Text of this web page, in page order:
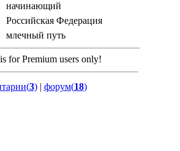
начинающий
Российская Федерация
млечный путь
for Premium users only!
3)| форум(18)